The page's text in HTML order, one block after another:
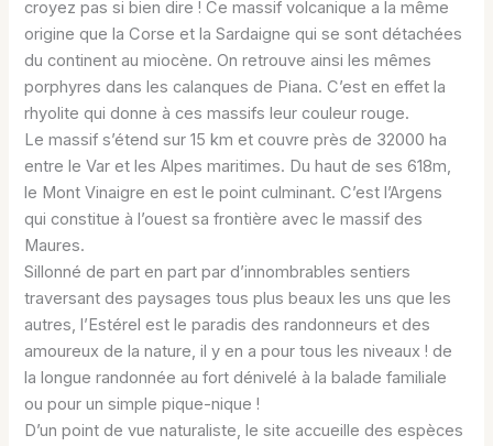
croyez pas si bien dire ! Ce massif volcanique a la même
origine que la Corse et la Sardaigne qui se sont détachées
du continent au miocène. On retrouve ainsi les mêmes
porphyres dans les calanques de Piana. C’est en effet la
rhyolite qui donne à ces massifs leur couleur rouge.
Le massif s’étend sur 15 km et couvre près de 32000 ha
entre le Var et les Alpes maritimes. Du haut de ses 618m,
le Mont Vinaigre en est le point culminant. C’est l’Argens
qui constitue à l’ouest sa frontière avec le massif des
Maures.
Sillonné de part en part par d’innombrables sentiers
traversant des paysages tous plus beaux les uns que les
autres, l’Estérel est le paradis des randonneurs et des
amoureux de la nature, il y en a pour tous les niveaux ! de
la longue randonnée au fort dénivelé à la balade familiale
ou pour un simple pique-nique !
D’un point de vue naturaliste, le site accueille des espèces